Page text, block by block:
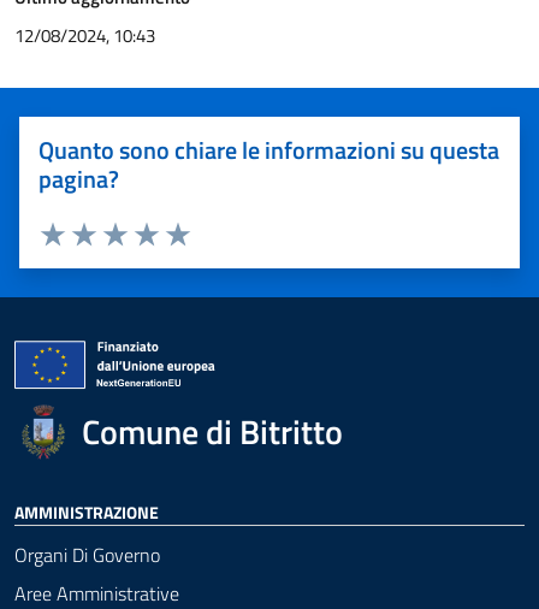
12/08/2024, 10:43
Quanto sono chiare le informazioni su questa
pagina?
Valuta 5 stelle su 5
Valuta 4 stelle su 5
Valuta 3 stelle su 5
Valuta 2 stelle su 5
Valuta 1 stelle su 5
Comune di Bitritto
AMMINISTRAZIONE
Organi Di Governo
Aree Amministrative